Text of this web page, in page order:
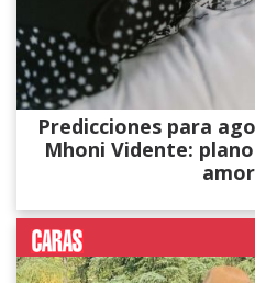
Predicciones para
Mhoni Vidente: